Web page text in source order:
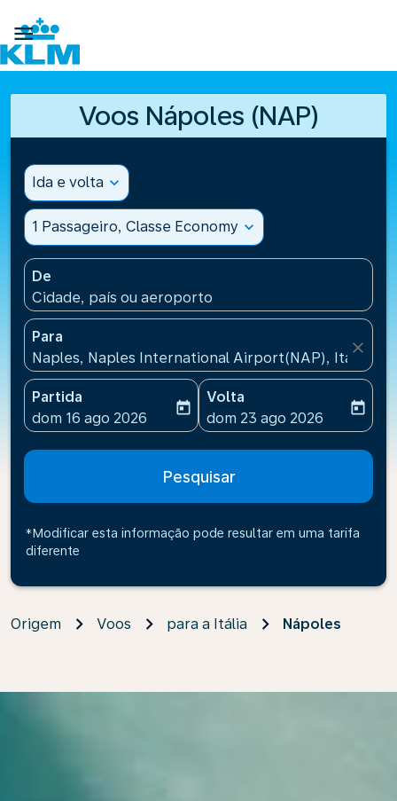

Voos Nápoles (NAP)
Ida e volta expand_more
1 Passageiro, Classe Economy expand_more
De
Cidade, país ou aeroporto
Para
Naples, Naples International Airport(NAP), Italy
close
Partida
fc-booking-departure-date-aria-label
dom 16 ago 2026
today
Volta
fc-booking-return-date-
dom 23 ago 2026
today
Pesquisar
*Modificar esta informação pode resultar em uma tarifa
diferente
Origem Voos para a Itália Nápoles